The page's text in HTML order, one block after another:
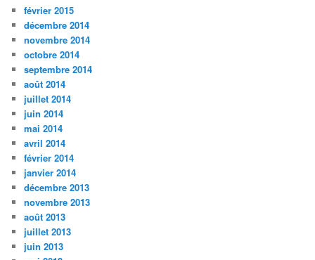
février 2015
décembre 2014
novembre 2014
octobre 2014
septembre 2014
août 2014
juillet 2014
juin 2014
mai 2014
avril 2014
février 2014
janvier 2014
décembre 2013
novembre 2013
août 2013
juillet 2013
juin 2013